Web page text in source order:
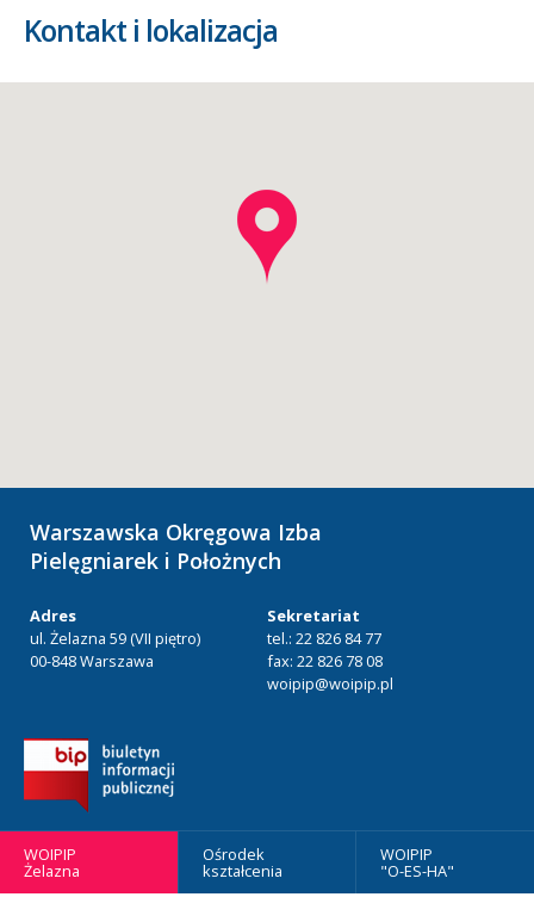
Kontakt i lokalizacja
Warszawska Okręgowa Izba
Pielęgniarek i Położnych
Adres
ul. Żelazna 59 (VII piętro)
00-848 Warszawa
Sekretariat
tel.: 22 826 84 77
fax: 22 826 78 08
woipip@woipip.pl
WOIPIP
Żelazna
Ośrodek
kształcenia
WOIPIP
"O-ES-HA"